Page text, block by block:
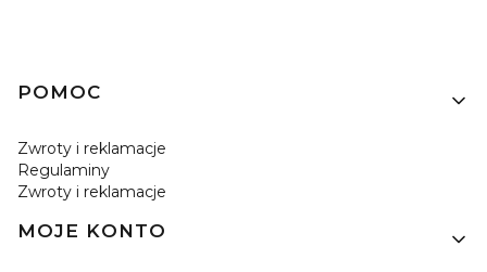
Linki w stopce
POMOC
Zwroty i reklamacje
Regulaminy
Zwroty i reklamacje
MOJE KONTO